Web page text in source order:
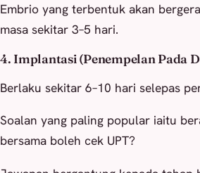
Embrio yang terbentuk akan
masa sekitar 3–5 hari.
4. Implantasi (Penempelan Pada
Berlaku sekitar 6–10 hari selepas
Soalan yang paling popular iaitu
bersama boleh cek UPT?